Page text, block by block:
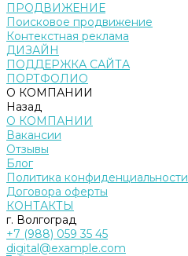
ПРОДВИЖЕНИЕ
Поисковое продвижение
Контекстная реклама
ДИЗАЙН
ПОДДЕРЖКА САЙТА
ПОРТФОЛИО
О КОМПАНИИ
Назад
О КОМПАНИИ
Вакансии
Отзывы
Блог
Политика конфиденциальности
Договора оферты
КОНТАКТЫ
г. Волгоград
+7 (988) 059 35 45
digital@example.com